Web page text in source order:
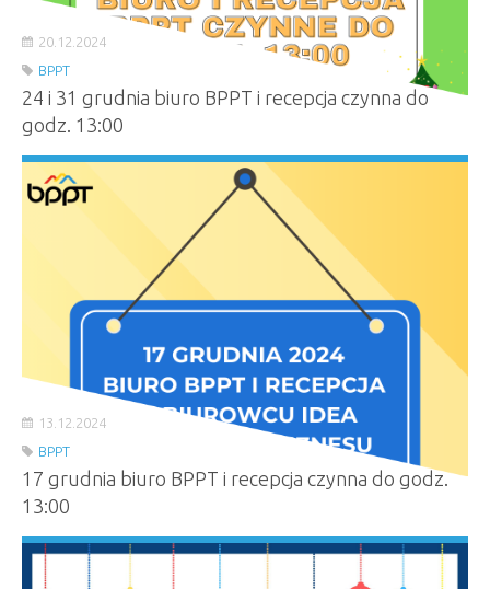
20.12.2024
BPPT
24 i 31 grudnia biuro BPPT i recepcja czynna do
godz. 13:00
13.12.2024
BPPT
17 grudnia biuro BPPT i recepcja czynna do godz.
13:00